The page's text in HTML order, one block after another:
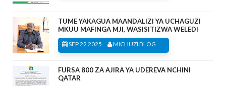
TUME YAKAGUA MAANDALIZI YA UCHAGUZI
MKUU MAFINGA MJI, WASISITIZWA WELEDI
SEP 22 2025 - MICHUZI BLOG
FURSA 800 ZA AJIRA YA UDEREVA NCHINI
QATAR